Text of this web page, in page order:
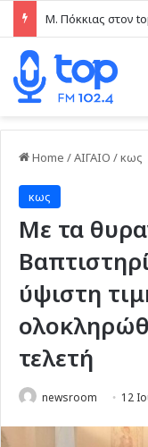
Home /ΑΙΓΑΙΟ /κως
κως
Με τα
ύψιστη
τελετή
newsroom 12